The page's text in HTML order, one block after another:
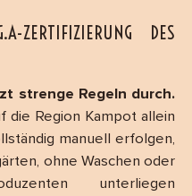
ZERTIFIZIERUNG DES
strenge Regeln durch.
die Region Kampot allein
manuell erfolgen,
ohne Waschen oder
unterliegen